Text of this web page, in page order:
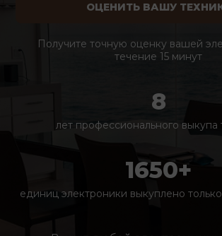
ОЦЕНИТЬ ВАШУ
Получите точную оценку вашей
течение 15 минут
8
лет профессионального выкупа
1650+
единиц электроники выкуплено